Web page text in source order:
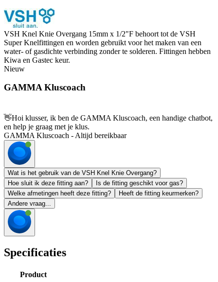
VSH Knel Knie Overgang 15mm x 1/2"F behoort tot de VSH
Super Knelfittingen en worden gebruikt voor het maken van een
water- of gasdichte verbinding zonder te solderen. Fittingen hebben
Kiwa en Gastec keur.
Nieuw
GAMMA Kluscoach
👋Hoi klusser, ik ben de GAMMA Kluscoach, een handige chatbot,
en help je graag met je klus.
GAMMA Kluscoach - Altijd bereikbaar
Wat is het gebruik van de VSH Knel Knie Overgang?
Hoe sluit ik deze fitting aan?
Is de fitting geschikt voor gas?
Welke afmetingen heeft deze fitting?
Heeft de fitting keurmerken?
Andere vraag...
Specificaties
Product